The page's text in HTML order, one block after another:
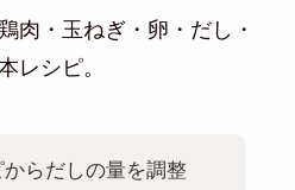
肉・玉ねぎ・卵・だし・
レシピ。
らだしの量を調整